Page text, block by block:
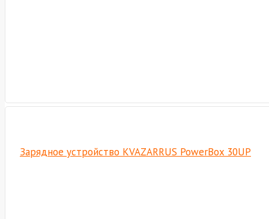
Зарядное устройство KVAZARRUS PowerBox 30UP